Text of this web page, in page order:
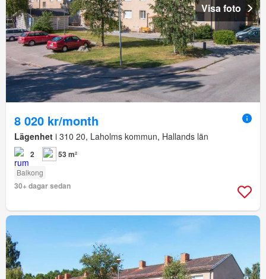
Visa foto
8 020 kr/month
Lägenhet i 310 20, Laholms kommun, Hallands län
2 53 m²
Balkong
30+ dagar sedan